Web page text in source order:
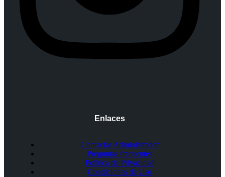
Enlaces
Contactar Administrador
Preguntas frecuentes
Política de Privacidad
Condiciones de Uso